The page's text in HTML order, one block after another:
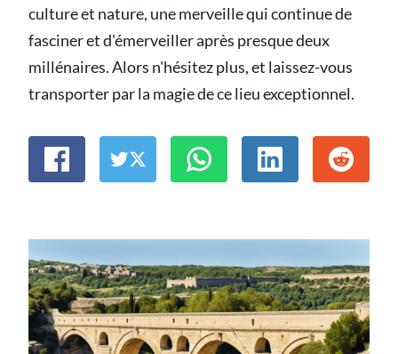
culture et nature, une merveille qui continue de
fasciner et d'émerveiller après presque deux
millénaires. Alors n'hésitez plus, et laissez-vous
transporter par la magie de ce lieu exceptionnel.